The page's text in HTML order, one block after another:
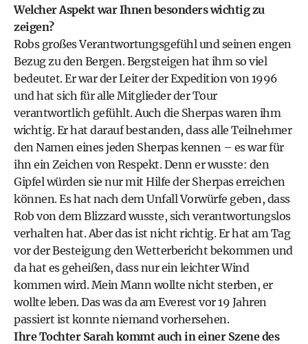
Welcher Aspekt war Ihnen besonders wichtig zu
zeigen?
Robs großes Verantwortungsgefühl und seinen engen
Bezug zu den Bergen. Bergsteigen hat ihm so viel
bedeutet. Er war der Leiter der Expedition von 1996
und hat sich für alle Mitglieder der Tour
verantwortlich gefühlt. Auch die Sherpas waren ihm
wichtig. Er hat darauf bestanden, dass alle Teilnehmer
den Namen eines jeden Sherpas kennen – es war für
ihn ein Zeichen von Respekt. Denn er wusste: den
Gipfel würden sie nur mit Hilfe der Sherpas erreichen
können. Es hat nach dem Unfall Vorwürfe geben, dass
Rob von dem Blizzard wusste, sich verantwortungslos
verhalten hat. Aber das ist nicht richtig. Er hat am Tag
vor der Besteigung den Wetterbericht bekommen und
da hat es geheißen, dass nur ein leichter Wind
kommen wird. Mein Mann wollte nicht sterben, er
wollte leben. Das was da am Everest vor 19 Jahren
passiert ist konnte niemand vorhersehen.
Ihre Tochter Sarah kommt auch in einer Szene des